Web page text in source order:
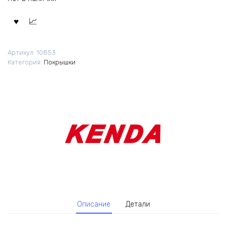
Артикул: 10853
Категория: Покрышки
Описание Детали